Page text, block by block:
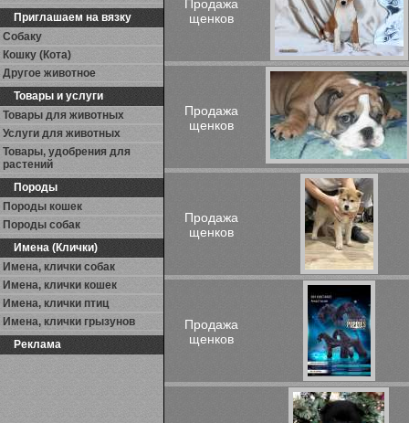
Продажа
щенков
Продажа
щенков
Продажа
щенков
Продажа
щенков
Приглашаем на вязку
Собаку
Кошку (Кота)
Другое животное
Товары и услуги
Товары для животных
Услуги для животных
Товары, удобрения для
растений
Породы
Породы кошек
Породы собак
Имена (Клички)
Имена, клички собак
Имена, клички кошек
Имена, клички птиц
Имена, клички грызунов
Реклама